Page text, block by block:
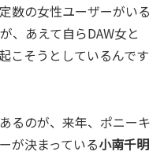
数の女性ユーザーがいる
、あえて自らDAW女と
こそうとしているんです
るのが、来年、ポニーキ
が決まっている小南千明